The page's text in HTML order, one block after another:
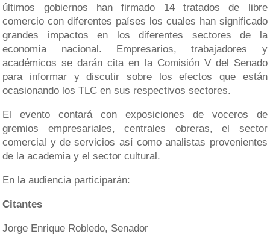
últimos gobiernos han firmado 14 tratados de libre
comercio con diferentes países los cuales han significado
grandes impactos en los diferentes sectores de la
economía nacional. Empresarios, trabajadores y
académicos se darán cita en la Comisión V del Senado
para informar y discutir sobre los efectos que están
ocasionando los TLC en sus respectivos sectores.
El evento contará con exposiciones de voceros de
gremios empresariales, centrales obreras, el sector
comercial y de servicios así como analistas provenientes
de la academia y el sector cultural.
En la audiencia participarán:
Citantes
Jorge Enrique Robledo, Senador